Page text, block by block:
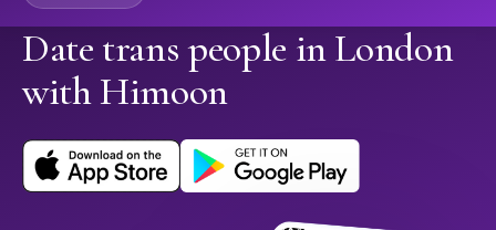
Date trans people in London
with Himoon